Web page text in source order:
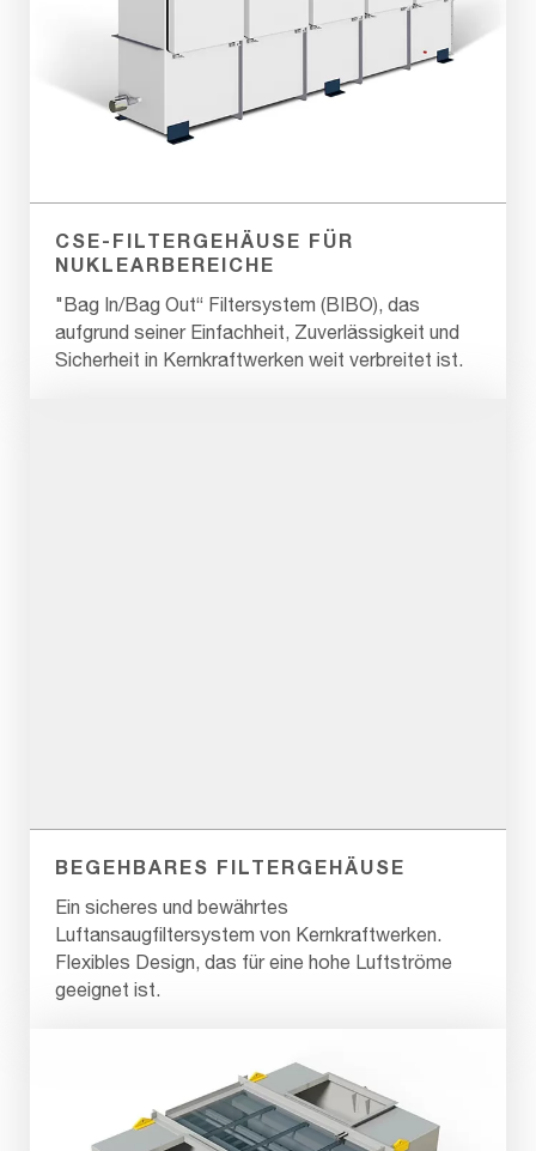
CSE-FILTERGEHÄUSE FÜR
NUKLEARBEREICHE
"Bag In/Bag Out“ Filtersystem (BIBO), das
aufgrund seiner Einfachheit, Zuverlässigkeit und
Sicherheit in Kernkraftwerken weit verbreitet ist.
BEGEHBARES FILTERGEHÄUSE
Ein sicheres und bewährtes
Luftansaugfiltersystem von Kernkraftwerken.
Flexibles Design, das für eine hohe Luftströme
geeignet ist.